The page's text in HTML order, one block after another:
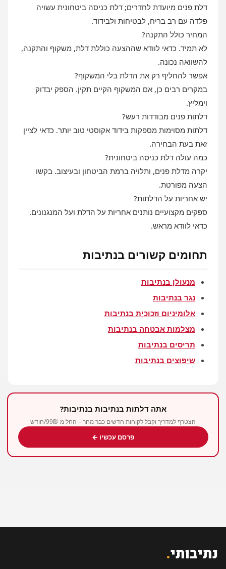
דלת פנים מיועדת לחדרים; דלת כניסה ביטחונית עשויה
פלדה עם רב בריח, לבטיחות ולבידוד.
המחיר כולל התקנה?
לא תמיד. כדאי לוודא שההצעה כוללת דלת, משקוף והתקנה,
להשוואה נכונה.
אפשר להחליף רק את הדלת בלי המשקוף?
במקרים רבים כן, אם המשקוף הקיים תקין. הספק יבדוק
וימליץ.
דלתות פנים מבודדות רעש?
דלתות מסוימות מספקות בידוד אקוסטי טוב יותר. כדאי לציין
זאת בעת הבחירה.
כמה עולה דלת כניסה ביטחונית?
יקרה מדלת פנים, ותלויה ברמת הביטחון ובעיצוב. בקשו
הצעה מפורטת.
יש אחריות על הדלתות?
ספקים מקצועיים נותנים אחריות על הדלת ועל המנגנונים.
כדאי לוודא מראש.
תחומים קשורים בנתיבות
מנעולן בנתיבות
נגר בנתיבות
אלומיניום וזכוכית בנתיבות
מצלמות אבטחה בנתיבות
תריסים בנתיבות
שיפוצים בנתיבות
אתה דלתות בנתיבות בנתיבות?
הצטרף למדריך וקבל לקוחות חדשים כבר מחר – החל מ-99₪/חודש
פרסם עכשיו ←
נתיבותי.